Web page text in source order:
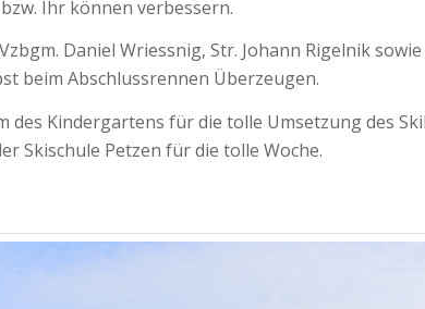
Ihr können verbessern.
Daniel Wriessnig, Str. Johann Rigelnik
beim Abschlussrennen Überzeugen.
des Kindergartens für die tolle Umsetzung des
Skischule Petzen für die tolle Woche.